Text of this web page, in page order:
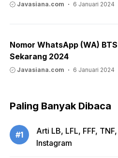
Javasiana.com 6 Januari 2024
Nomor WhatsApp (WA)
Sekarang 2024
Javasiana.com 6 Januari 2024
Paling Banyak Dibaca
#1
Arti LB, LFL, FFF,
Instagram